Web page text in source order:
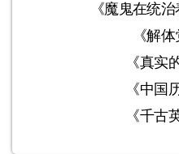
《魔鬼在统
《解
《真实
《中国
《千古